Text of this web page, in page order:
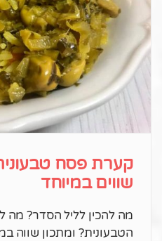
שווים במיוחד
מה להכין לליל הסדר?
הטבעונית? ומתכון שווה